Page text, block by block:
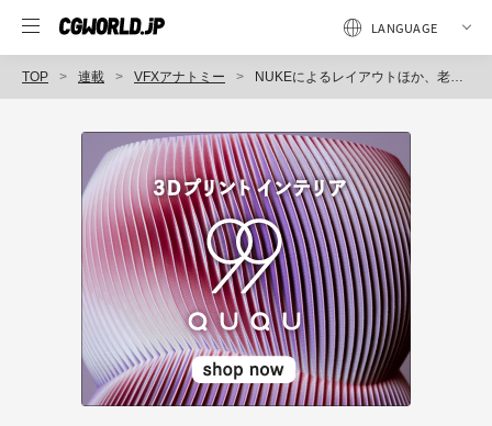
TOP 連載 VFXアナトミー NUKEによるレイアウトほか、老舗・マリンポストが実践する新世代のVFXワーク｜映画『カイジ ファイナルゲーム』